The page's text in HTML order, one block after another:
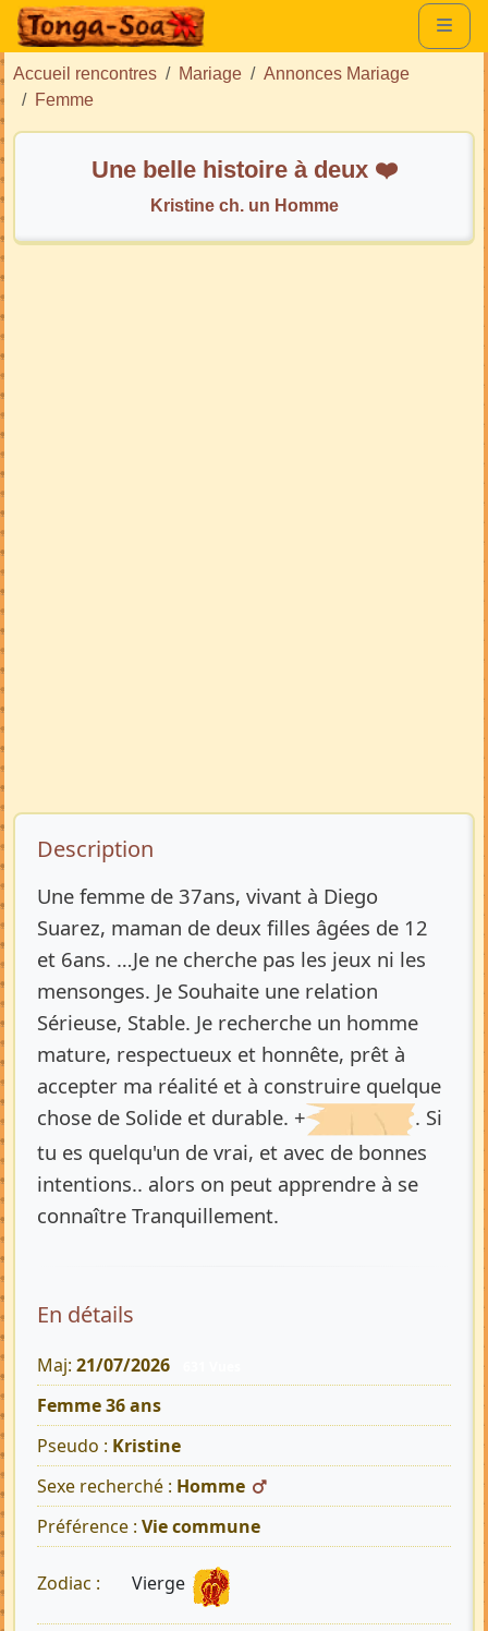
Accueil rencontres Mariage
Annonces Mariage
Femme
Une belle histoire à deux ❤️
Kristine ch. un Homme
Description de l’annonce
Description
Une femme de 37ans, vivant à Diego
Suarez, maman de deux filles âgées de 12
et 6ans. …Je ne cherche pas les jeux ni les
mensonges. Je Souhaite une relation
Sérieuse, Stable. Je recherche un homme
mature, respectueux et honnête, prêt à
accepter ma réalité et à construire quelque
chose de Solide et durable. +
. Si
tu es quelqu'un de vrai, et avec de bonnes
intentions.. alors on peut apprendre à se
connaître Tranquillement.
En détails
Maj: 21/07/2026
Femme 36 ans
Pseudo : Kristine
Sexe recherché : Homme
Préférence : Vie commune
Zodiac : Vierge